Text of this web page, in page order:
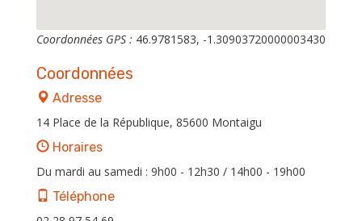
Coordonnées GPS : 46.9781583, -1.30903720000003430
Coordonnées
Adresse
14 Place de la République, 85600 Montaigu
Horaires
Du mardi au samedi : 9h00 - 12h30 / 14h00 - 19h00
Téléphone